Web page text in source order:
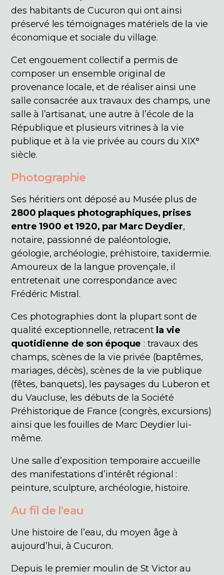
des habitants de Cucuron qui ont ainsi
préservé les témoignages matériels de la vie
économique et sociale du village.
Cet engouement collectif a permis de
composer un ensemble original de
provenance locale, et de réaliser ainsi une
salle consacrée aux travaux des champs, une
salle à l’artisanat, une autre à l’école de la
République et plusieurs vitrines à la vie
publique et à la vie privée au cours du XIX°
siècle.
Photographie
Ses héritiers ont déposé au Musée plus de
2800 plaques photographiques, prises
entre 1900 et 1920, par Marc Deydier,
notaire, passionné de paléontologie,
géologie, archéologie, préhistoire, taxidermie.
Amoureux de la langue provençale, il
entretenait une correspondance avec
Frédéric Mistral.
Ces photographies dont la plupart sont de
qualité exceptionnelle, retracent la vie
quotidienne de son époque : travaux des
champs, scènes de la vie privée (baptêmes,
mariages, décès), scènes de la vie publique
(fêtes, banquets), les paysages du Luberon et
du Vaucluse, les débuts de la Société
Préhistorique de France (congrès, excursions)
ainsi que les fouilles de Marc Deydier lui-
même.
Une salle d’exposition temporaire accueille
des manifestations d’intérêt régional :
peinture, sculpture, archéologie, histoire.
Au fil de l'eau
Une histoire de l’eau, du moyen âge à
aujourd’hui, à Cucuron.
Depuis le premier moulin de St Victor au